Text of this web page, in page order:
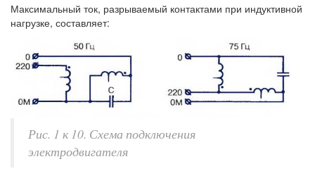
Максимальный ток, разрываемый контактами при индуктивной
нагрузке, составляет:
Рис. 1 к 10. Схема подключения
электродвигателя